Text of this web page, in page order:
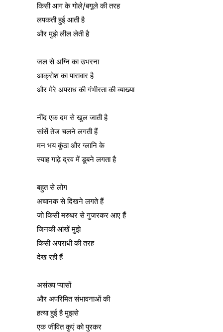
किसी आग के गोले/बगूले की तरह
लपकती हुई आती है
और मुझे लील लेती है
जल से अग्नि का उभरना
आक्रोश का पारावार है
और मेरे अपराध की गंभीरता की व्याख्या
नींद एक दम से खुल जाती है
सांसें तेज चलने लगती हैं
मन भय कुंठा और ग्लानि के
स्याह गाढ़े द्रव में डूबने लगता है
बहुत से लोग
अचानक से दिखने लगते हैं
जो किसी मरुधर से गुजरकर आए हैं
जिनकी आंखें मुझे
किसी अपराधी की तरह
देख रही हैं
असंख्य प्यासों
और अपरिमित संभावनाओं की
हत्या हुई है मुझसे
एक जीवित कुएं को पुरकर